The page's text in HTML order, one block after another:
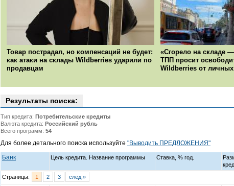
Товар пострадал, но компенсаций не будет:
как атаки на склады Wildberries ударили по
продавцам
«Сгорело на складе
ТПП просит
Wildberries от
Результаты поиска:
Тип кредита: Потребительские кредиты
Валюта кредита: Российский рубль
Всего программ: 54
Для более детального поиска используйте "Выводить ПРЕДЛОЖЕНИЯ"
Банк
Цель кредита. Название программы Ставка, % год.
Страницы: 1 2 3 след.»